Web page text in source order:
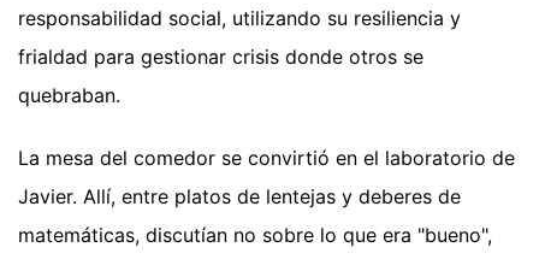
responsabilidad social, utilizando su resiliencia y
frialdad para gestionar crisis donde otros se
quebraban.
La mesa del comedor se convirtió en el laboratorio de
Javier. Allí, entre platos de lentejas y deberes de
matemáticas, discutían no sobre lo que era "bueno",